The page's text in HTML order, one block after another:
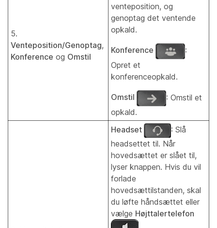
5.
Venteposition/Genoptag,
Konference og Omstil
venteposition, og
genoptag det ventende
opkald.
Konference
:
Opret et
konferenceopkald.
Omstil
: Omstil et
opkald.
Headset
: Slå
headsettet til. Når
hovedsættet er slået til,
lyser knappen. Hvis du vil
forlade
hovedsættilstanden, skal
du løfte håndsættet eller
vælge Højttalertelefon